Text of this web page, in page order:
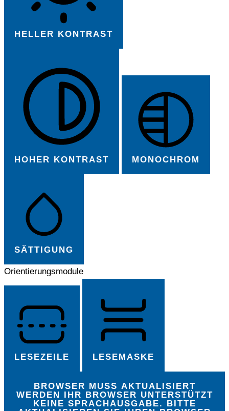
HELLER KONTRAST
HOHER KONTRAST MONOCHROM
SÄTTIGUNG
Orientierungsmodule
LESEZEILE LESEMASKE
BROWSER MUSS AKTUALISIERT
WERDEN IHR BROWSER UNTERSTÜTZT
KEINE SPRACHAUSGABE. BITTE